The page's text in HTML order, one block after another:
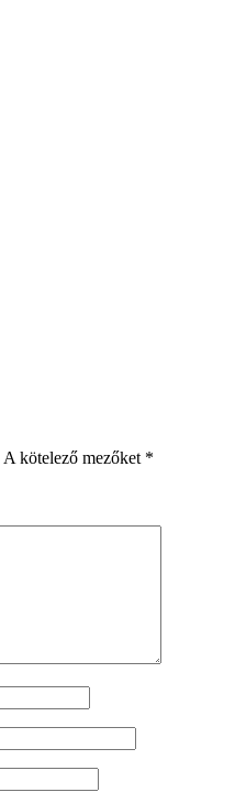
A kötelező mezőket *